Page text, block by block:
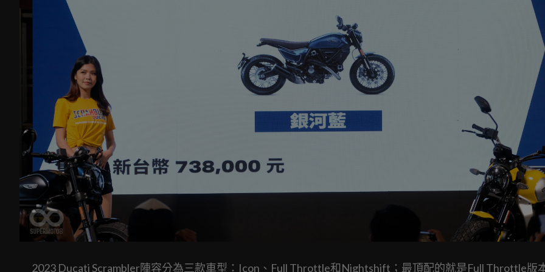
2023 Ducati Scrambler陣容分為三款車型：Icon、Full Throttle和Nightshift；最頂配的就是Full Throttle版